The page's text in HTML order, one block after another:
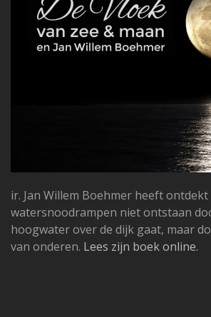
ir. Jan Willem Boehmer heeft
watersnoodrampen niet ontstaan
hoogwater over de dijk gaat, maar
van onderen. Lees zijn boek online.